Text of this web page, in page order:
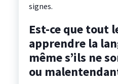
signes.
Est-ce que tout
apprendre la
même s’ils ne
ou